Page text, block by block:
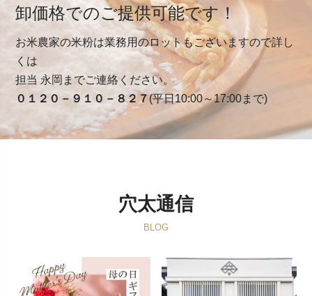
卸価格でのご提供可能です！
お米農家の米粉は業務用のロットもございますので詳し
くは
担当 永岡までご連絡ください。
０１２０－９１０－８２７(平日10:00～17:00まで)
穴太通信
BLOG